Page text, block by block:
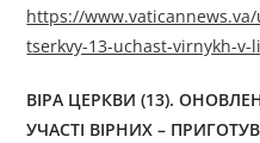
https://
tserkvy-13-uchast-virnykh-
ВІРА ЦЕРКВИ (13).
УЧАСТІ ВІРНИХ–